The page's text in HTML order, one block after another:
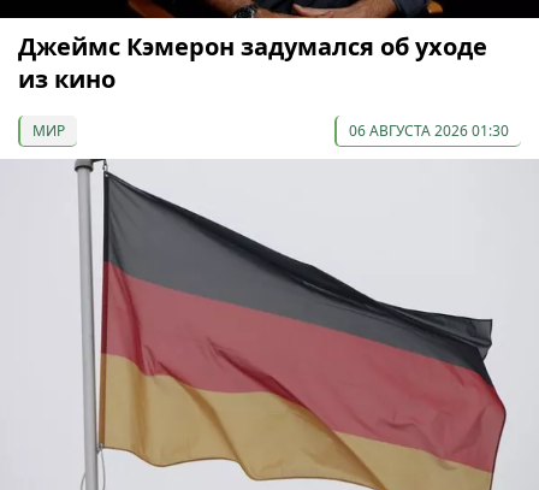
Джеймс Кэмерон задумался об уходе
из кино
МИР 06 АВГУСТА 2026 01:30